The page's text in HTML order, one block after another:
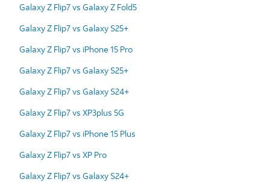
Galaxy Z Flip7 vs Galaxy Z Fold5
Galaxy Z Flip7 vs Galaxy S25+
Galaxy Z Flip7 vs iPhone 15 Pro
Galaxy Z Flip7 vs Galaxy S25+
Galaxy Z Flip7 vs Galaxy S24+
Galaxy Z Flip7 vs XP3plus 5G
Galaxy Z Flip7 vs iPhone 15 Plus
Galaxy Z Flip7 vs XP Pro
Galaxy Z Flip7 vs Galaxy S24+